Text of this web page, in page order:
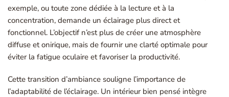
exemple, ou toute zone dédiée à la lecture et à la
concentration, demande un éclairage plus direct et
fonctionnel. L’objectif n’est plus de créer une atmosphère
diffuse et onirique, mais de fournir une clarté optimale pour
éviter la fatigue oculaire et favoriser la productivité.
Cette transition d’ambiance souligne l’importance de
l’adaptabilité de l’éclairage. Un intérieur bien pensé intègre